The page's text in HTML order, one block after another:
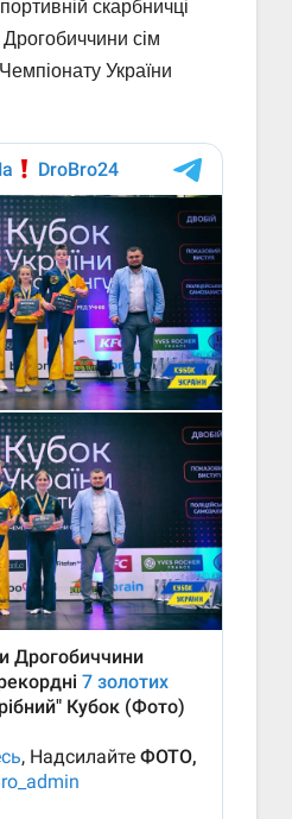
скарбничці
Дрогобиччини сім
України